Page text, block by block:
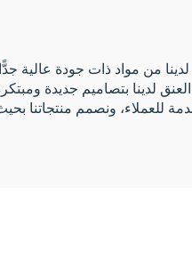
من مواد ذات جودة عالية
للعملاء، ونصمم منتجاتنا